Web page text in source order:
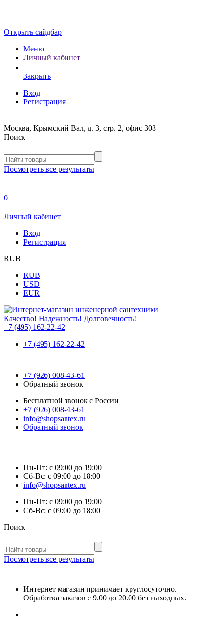
Открыть сайдбар
Меню
Личный кабинет
Закрыть
Вход
Регистрация
Москва, Крымский Вал, д. 3, стр. 2, офис 308
Поиск
Посмотреть все результаты
0
Личный кабинет
Вход
Регистрация
RUB
RUB
USD
EUR
Качество! Надежность! Долговечность!
+7 (495) 162-22-42
+7 (495) 162-22-42
+7 (926) 008-43-61
Обратный звонок
Бесплатной звонок с России
+7 (926) 008-43-61
info@shopsantex.ru
Обратный звонок
Пн-Пт: с 09:00 до 19:00
Сб-Вс: с 09:00 до 18:00
info@shopsantex.ru
Пн-Пт: с 09:00 до 19:00
Сб-Вс: с 09:00 до 18:00
Поиск
Посмотреть все результаты
Интернет магазин принимает круглосуточно.
Обработка заказов с 9.00 до 20.00 без выходных.